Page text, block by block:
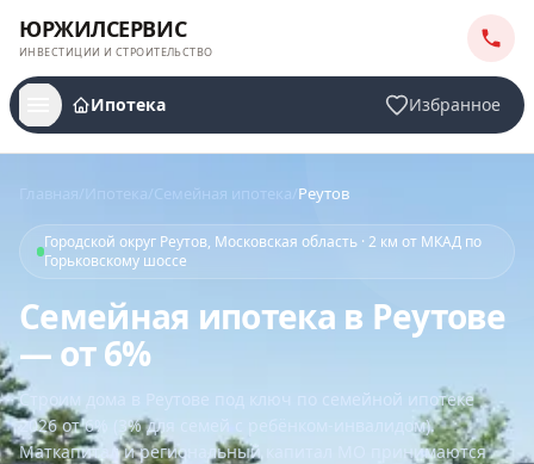
ЮРЖИЛСЕРВИС
ИНВЕСТИЦИИ И СТРОИТЕЛЬСТВО
Ипотека Избранное
Ипотека Семейная ипотека/Реутов
Городской округ Реутов, Московская область · 2 км от МКАД по
Горьковскому шоссе
Семейная ипотека в Реутове
— от 6%
Строим дома в Реутове под ключ по семейной ипотеке
2026 от 6% (3% для семей с ребёнком-инвалидом).
Маткапитал и региональный капитал МО принимаются